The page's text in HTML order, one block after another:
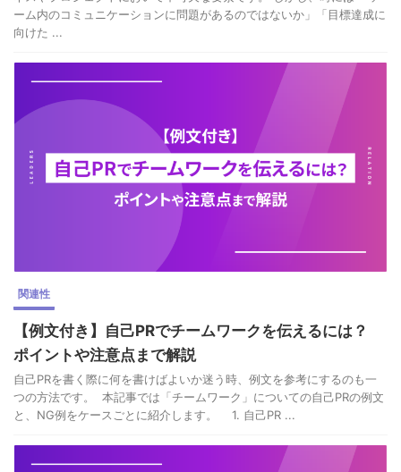
ーム内のコミュニケーションに問題があるのではないか」「目標達成に
向けた ...
関連性
【例文付き】自己PRでチームワークを伝えるには？
ポイントや注意点まで解説
自己PRを書く際に何を書けばよいか迷う時、例文を参考にするのも一
つの方法です。 本記事では「チームワーク」についての自己PRの例文
と、NG例をケースごとに紹介します。 1. 自己PR ...